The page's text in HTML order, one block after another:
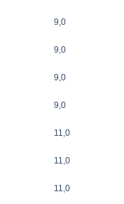
9,0
9,0
9,0
9,0
11,0
11,0
11,0